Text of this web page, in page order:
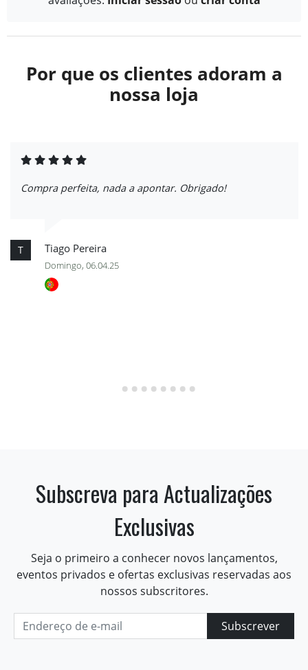
Por que os clientes adoram a
nossa loja
Compra perfeita, nada a apontar. Obrigado!
T Tiago Pereira
Domingo, 06.04.25
Subscreva para Actualizações
Exclusivas
Seja o primeiro a conhecer novos lançamentos,
eventos privados e ofertas exclusivas reservadas aos
nossos subscritores.
Subscrever